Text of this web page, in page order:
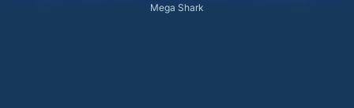
Mega Shark